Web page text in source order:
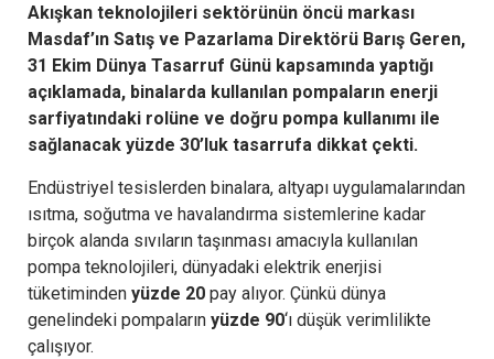
Akışkan teknolojileri sektörünün öncü markası
Masdaf’ın Satış ve Pazarlama Direktörü Barış Geren,
31 Ekim Dünya Tasarruf Günü kapsamında yaptığı
açıklamada, binalarda kullanılan pompaların enerji
sarfiyatındaki rolüne ve doğru pompa kullanımı ile
sağlanacak yüzde 30’luk tasarrufa dikkat çekti.
Endüstriyel tesislerden binalara, altyapı uygulamalarından
ısıtma, soğutma ve havalandırma sistemlerine kadar
birçok alanda sıvıların taşınması amacıyla kullanılan
pompa teknolojileri, dünyadaki elektrik enerjisi
tüketiminden yüzde 20 pay alıyor. Çünkü dünya
genelindeki pompaların yüzde 90‘ı düşük verimlilikte
çalışıyor.